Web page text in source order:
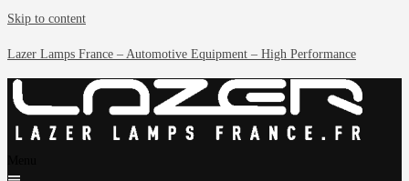
Skip to content
Lazer Lamps France – Automotive Equipment – High Performance